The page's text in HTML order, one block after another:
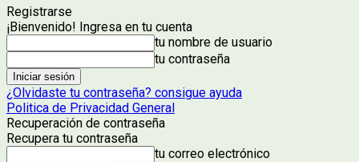
Registrarse
¡Bienvenido! Ingresa en tu cuenta
tu nombre de usuario
tu contraseña
¿Olvidaste tu contraseña? consigue ayuda
Politica de Privacidad General
Recuperación de contraseña
Recupera tu contraseña
tu correo electrónico